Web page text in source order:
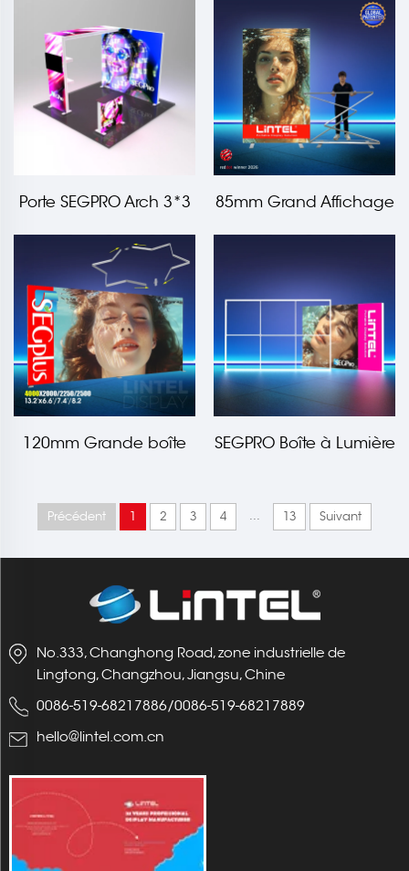
Porte SEGPRO Arch 3*3
85mm Grand Affichage
Lumineux Pliable et
120mm Grande boîte
SEGPRO Boîte à Lumière
PLF120 3000*2000mm
Précédent 1 2 3 4 ... 13 Suivant
No.333, Changhong Road, zone industrielle de
Lingtong, Changzhou, Jiangsu, Chine
0086-519-68217886/0086-519-68217889
hello@lintel.com.cn